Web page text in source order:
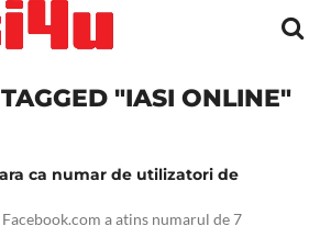
"IASI ONLINE"
ca numar de utilizatori de
a atins numarul de 7